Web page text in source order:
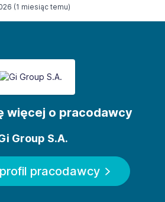
(1 miesiąc temu)
więcej o pracodawcy
Group S.A.
pracodawcy